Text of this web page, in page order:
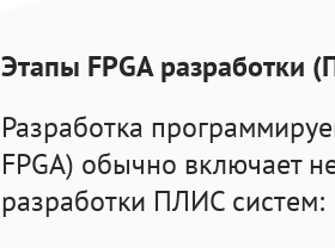
Этапы FPGA разработки
Разработка
FPGA) обычно включает
разработки ПЛИС систем: